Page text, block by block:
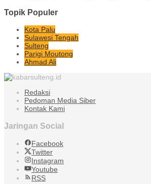
Topik Populer
Kota Palu
Sulawesi Tengah
Sulteng
Parigi Moutong
Ahmad Ali
Redaksi
Pedoman Media Siber
Kontak Kami
Jaringan Social
Facebook
Twitter
Instagram
Youtube
RSS